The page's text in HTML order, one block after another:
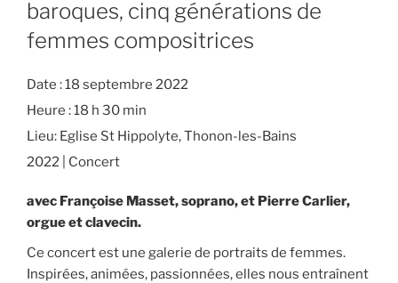
baroques, cinq générations de
femmes compositrices
Date :18 septembre 2022
Heure :18 h 30 min
Lieu: Eglise St Hippolyte, Thonon-les-Bains
2022 | Concert
avec Françoise Masset, soprano, et Pierre Carlier,
orgue et clavecin.
Ce concert est une galerie de portraits de femmes.
Inspirées, animées, passionnées, elles nous entraînent